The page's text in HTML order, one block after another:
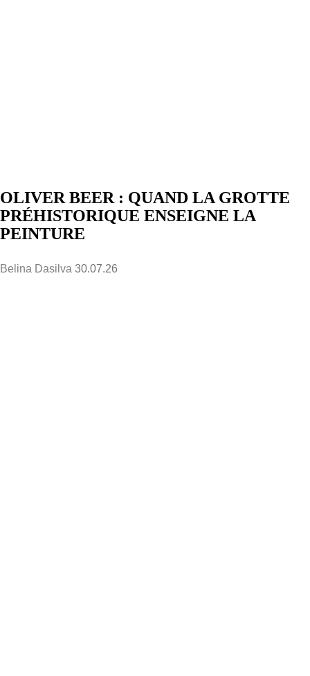
OLIVER BEER : QUAND LA GROTTE
PRÉHISTORIQUE ENSEIGNE LA
PEINTURE
Belina Dasilva 30.07.26